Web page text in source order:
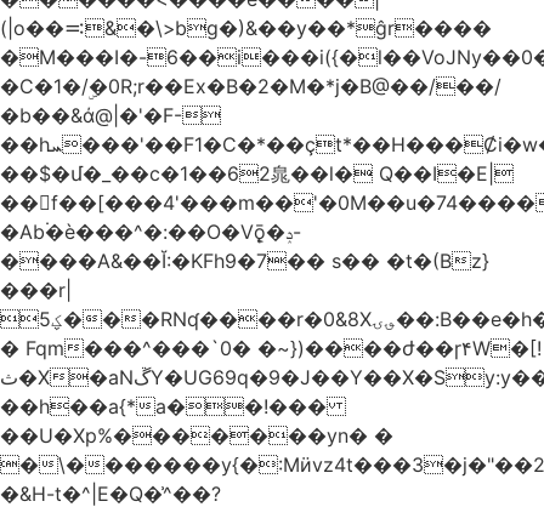
(|o��࠺&�\>bg�)&��y��*ĝr����
�M���I�-
�C�1�/ۣ�0R;r��Ex�B�2�M�*j�B@��/��/
�b��&ά@|�'�F-
��hܚ���'��F1�C�*��ҫt*��H���Ȼi�w�_Z���aB����H
��$�մ�_��c�1��62㿡��l� Q��I�E|
�Ab۬�è���^�:��O�V݈ǭ�ݚ-
����A&��Ĭ:�KFh9�7�� s�� �t�(Bz}
���r|
ؼ5���RNʠ����r�0&8X؈ۍ��:B��e�h�h��1�F��FtÓc�LLW��5p�ZyyC�QX���v�@��0j�3��x���2���
� Fqm���^���`0� �~})����ժ��ɼ۴W�[!
ث�X�aNڱY�UG69q�9�J��Y��X�Sy:y��8�H~2,w�J4��z�T7F���߲"�&�-
��h��a{*a��!���
��U�Xp%�������yn� �
�\�
�&H-t�^|E�Q�͗^��?